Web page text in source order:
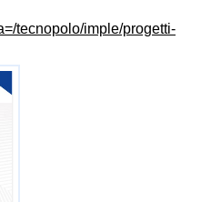
tecnopolo/imple/progetti-